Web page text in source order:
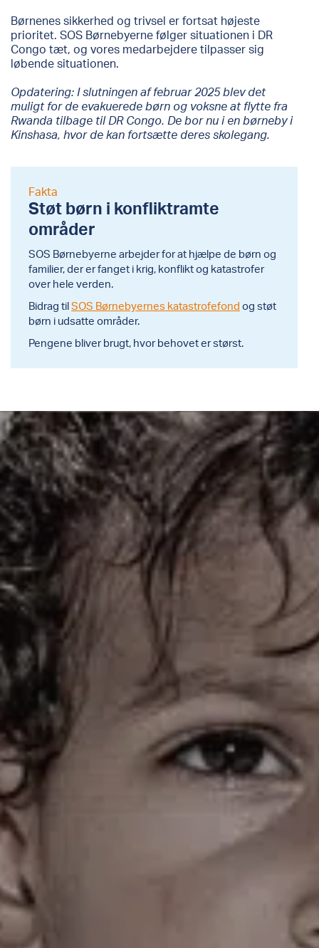
Børnenes sikkerhed og trivsel er fortsat højeste
prioritet. SOS Børnebyerne følger situationen i DR
Congo tæt, og vores medarbejdere tilpasser sig
løbende situationen.
Opdatering: I slutningen af februar 2025 blev det
muligt for de evakuerede børn og voksne at flytte fra
Rwanda tilbage til DR Congo. De bor nu i en børneby i
Kinshasa, hvor de kan fortsætte deres skolegang.
Fakta
Støt børn i konfliktramte
områder
SOS Børnebyerne arbejder for at hjælpe de børn og
familier, der er fanget i krig, konflikt og katastrofer
over hele verden.
Bidrag tilSOS Børnebyernes katastrofefond og støt
børn i udsatte områder.
Pengene bliver brugt, hvor behovet er størst.